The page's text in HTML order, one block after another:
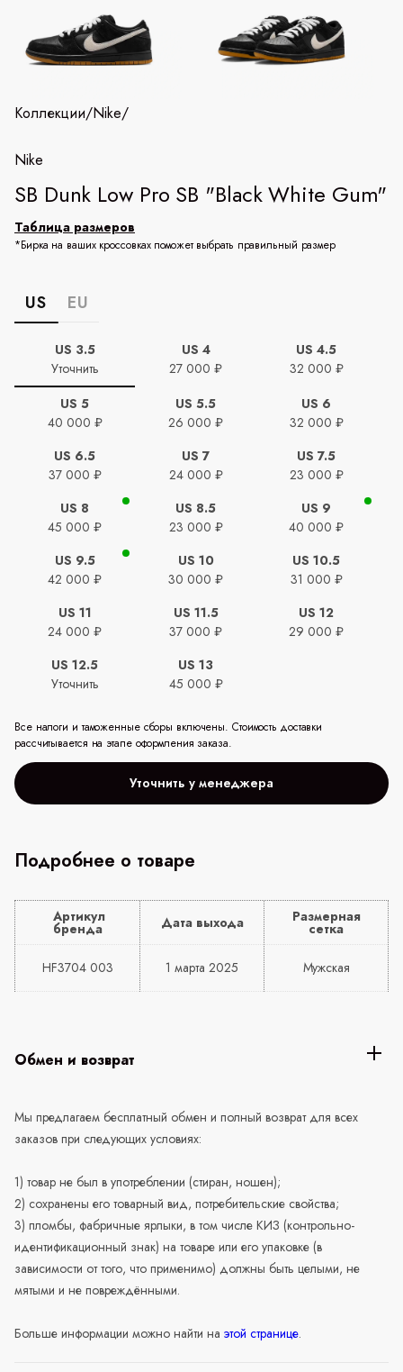
Коллекции/Nike/
Nike
SB Dunk Low Pro SB "Black White Gum"
Таблица размеров
*Бирка на ваших кроссовках поможет выбрать правильный размер
US EU
US 3.5
Уточнить
US 4
27 000 ₽
US 4.5
32 000 ₽
US 5
40 000 ₽
US 5.5
26 000 ₽
US 6
32 000 ₽
US 6.5
37 000 ₽
US 7
24 000 ₽
US 7.5
23 000 ₽
US 8
45 000 ₽
US 8.5
23 000 ₽
US 9
40 000 ₽
US 9.5
42 000 ₽
US 10
30 000 ₽
US 10.5
31 000 ₽
US 11
24 000 ₽
US 11.5
37 000 ₽
US 12
29 000 ₽
US 12.5
Уточнить
US 13
45 000 ₽
Все налоги и таможенные сборы включены. Стоимость доставки
рассчитывается на этапе оформления заказа.
Уточнить у менеджера
Подробнее о товаре
Артикул
бренда Дата выхода Размерная
сетка
HF3704 003 1 марта 2025 Мужская
Обмен и возврат
Мы предлагаем бесплатный обмен и полный возврат для всех
заказов при следующих условиях:
1) товар не был в употреблении (стиран, ношен);
2) сохранены его товарный вид, потребительские свойства;
3) пломбы, фабричные ярлыки, в том числе КИЗ (контрольно-
идентификационный знак) на товаре или его упаковке (в
зависимости от того, что применимо) должны быть целыми, не
мятыми и не повреждёнными.
Больше информации можно найти на этой странице.